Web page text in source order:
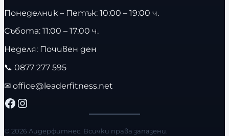
Понеделник – Петък: 10:00 – 19:00 ч.
Събота: 11:00 – 17:00 ч.
Неделя: Почивен ден
📞 0877 277 595
✉ office@leaderfitness.net
Facebook Instagram
© 2026 Лидерфитнес. Всички права запазени.